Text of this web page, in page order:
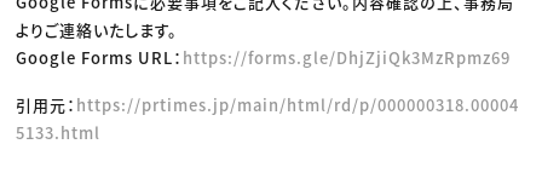
よりご連絡いたします。
Google Forms URL： https://forms.gle/DhjZjiQk3MzRpmz69
引用元： https://prtimes.jp/main/html/rd/p/000000318.00004
5133.html